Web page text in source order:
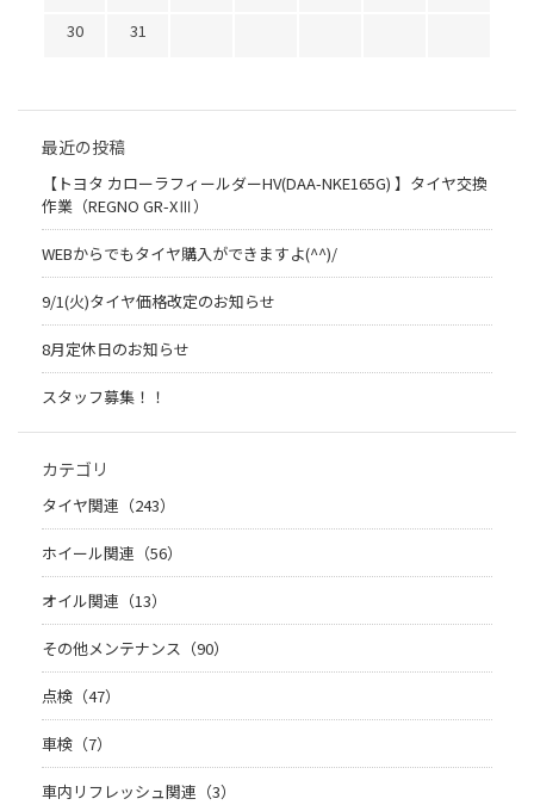
30
31
最近の投稿
【トヨタ カローラフィールダーHV(DAA-NKE165G) 】タイヤ交換
作業（REGNO GR-XⅢ）
WEBからでもタイヤ購入ができますよ(^^)/
9/1(火)タイヤ価格改定のお知らせ
8月定休日のお知らせ
スタッフ募集！！
カテゴリ
タイヤ関連（243）
ホイール関連（56）
オイル関連（13）
その他メンテナンス（90）
点検（47）
車検（7）
車内リフレッシュ関連（3）